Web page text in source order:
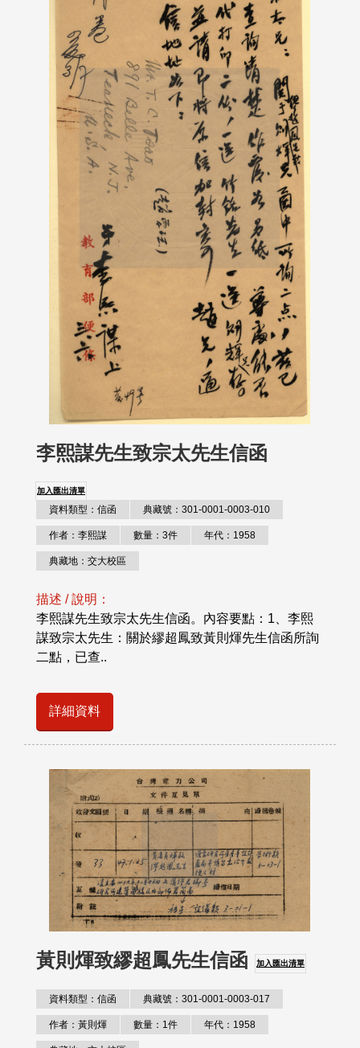
李熙謀先生致宗太先生信函
加入匯出清單
資料類型：信函 典藏號：301-0001-0003-010
作者：李熙謀 數量：3件 年代：1958
典藏地：交大校區
描述 / 說明：
李熙謀先生致宗太先生信函。內容要點：1、李熙
謀致宗太先生：關於繆超鳳致黃則煇先生信函所詢
二點，已查..
詳細資料
黃則煇致繆超鳳先生信函 加入匯出清單
資料類型：信函 典藏號：301-0001-0003-017
作者：黃則煇 數量：1件 年代：1958